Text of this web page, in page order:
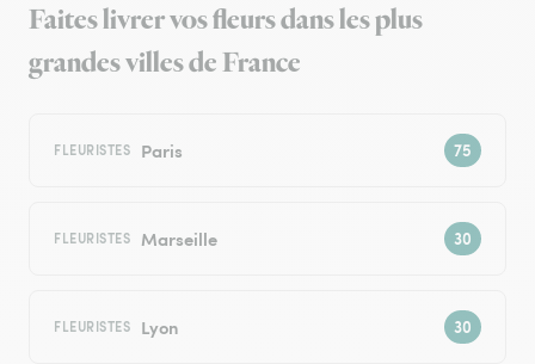
Faites livrer vos fleurs dans les plus
grandes villes de France
FLEURISTES Paris
FLEURISTES Marseille
FLEURISTES Lyon